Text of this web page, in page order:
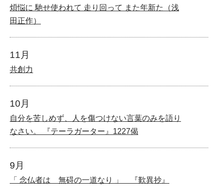
煩悩に 馳せ使われて 走り回って また年新た（浅
田正作）
11月
共創力
10月
自分を苦しめず、人を傷つけない言葉のみを語り
なさい。 『テーラガーター』1227偈
9月
「 念仏者は 無碍の一道なり 」 『歎異抄』